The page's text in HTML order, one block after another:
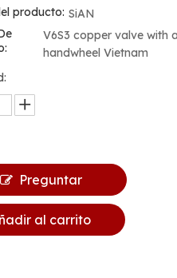
producto: SiAN
V6S3 copper valve with
handwheel Vietnam
Preguntar
al carrito